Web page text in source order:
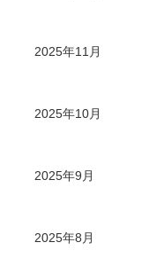
2025年11月
2025年10月
2025年9月
2025年8月